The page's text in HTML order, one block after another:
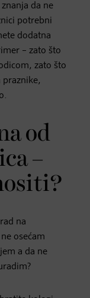
da ne
potrebni
dodatna
– zato što
zato što
praznike,
od
–
na
osećam
a da ne